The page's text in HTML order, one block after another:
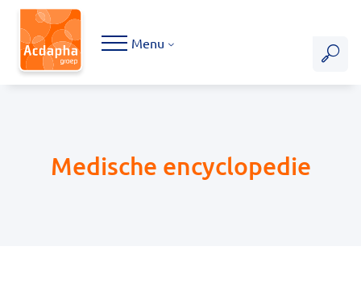
Hoofdmenu
Menu
Medische encyclopedie